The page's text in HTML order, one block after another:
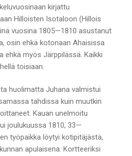
kirjattu
Hilloisten Isotaloon (Hillois
vuosina 1805—1810 asustanut
osin ehkä kotonaan Ahaisissa
ehkä myös Järppilässä. Kaikki
toisiaan.
huolimatta Juhana valmistui
tahdissa kuin muutkin
Kauan unelmoitu
joulukuussa 1810, 33—
työpaikka löytyi kotipitäjästä,
apulaisena. Kortteeriksi